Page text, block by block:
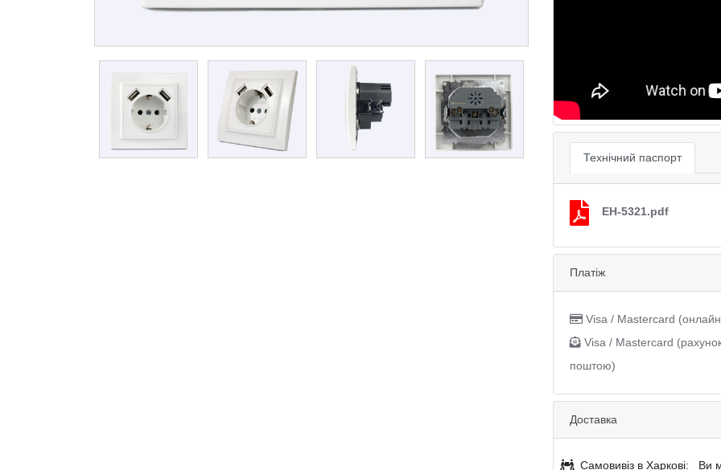
Технічний паспорт
EH-5321.pdf
Платіж
Visa / Mastercard
Visa / Mastercard
поштою)
Доставка
Самовивіз в Харкові:
Ви